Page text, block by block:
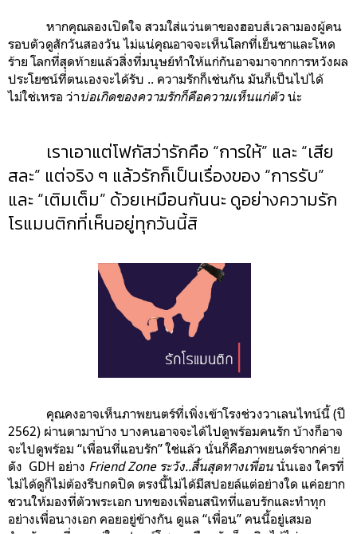
หากคุณลองเปิดใจ สวมใส่แว่นตาของฮอบส์เวลามองผู้คน
รอบตัวดูสักวันสองวัน ไม่แน่คุณอาจจะเห็นโลกที่เย็นชาและโหด
ร้าย โลกที่สุดท้ายแล้วสิ่งที่มนุษย์ทำให้แก่กันอาจมาจากการหวังผล
ประโยชน์ที่ตนเองจะได้รับ .. ความรักก็เช่นกัน มันก็เป็นไปได้
ไม่ใช่เหรอ ว่าบ่อเกิดของความรักก็คือความเห็นแก่ตัว น่ะ
เราเอาแต่โฟกัสว่ารักคือ “การให้” และ “เสีย
สละ” แต่จริง ๆ แล้วรักก็เป็นเรื่องของ “การรับ”
และ “เติมเต็ม” ด้วยเหมือนกันนะ ดูอย่างความรัก
โรแมนติกที่เห็นอยู่ทุกวันนี้สิ
คุณคงอาจเห็นภาพยนตร์ที่เพิ่งเข้าโรงช่วงวาเลนไทน์นี้ (ปี
2562) ผ่านตามาบ้าง บางคนอาจจะได้ไปดูพร้อมคนรัก บ้างก็อาจ
จะไปดูพร้อม “เพื่อนที่แอบรัก” ใช่แล้ว นั่นก็คือภาพยนตร์จากค่าย
ดัง GDH อย่าง Friend Zone ระวัง..สิ้นสุดทางเพื่อน นั่นเอง ใครที่
ไม่ได้ดูก็ไม่ต้องรีบกดปิด ตรงนี้ไม่ได้มีสปอยล์แต่อย่างใด แค่อยาก
ชวนให้มองที่ตัวพระเอก บทของเพื่อนสนิทที่แอบรักและทำทุก
อย่างเพื่อนางเอก คอยอยู่ข้างกัน ดูแล “เพื่อน” คนนี้อยู่เสมอ